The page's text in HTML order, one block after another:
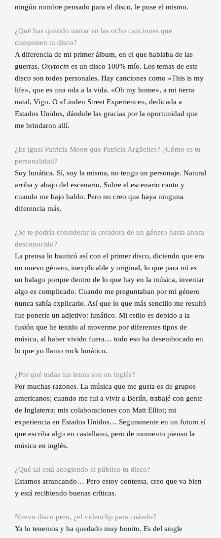
ningún nombre pensado para el disco, le puse el mismo.
¿Qué has querido narrar en las ocho canciones que
componen tu disco?
A diferencia de mi primer álbum, en el que hablaba de las
guerras, Oxytocin es un disco 100% mío. Los temas de este
disco son todos personales. Hay canciones como «This is my
life», que es una oda a la vida. «Oh my home», a mi tierra
natal, Vigo. O «Linden Street Experience», dedicada a
Estados Unidos, dándole las gracias por la oportunidad que
me brindaron allí.
¿Es igual Patricia Moon que Patricia Argüelles? ¿Cómo es tu
personalidad?
Soy lunática. Sí, soy la misma, no tengo un personaje. Natural
arriba y abajo del escenario. Sobre el escenario canto y
cuando me bajo hablo. Pero no creo que haya ninguna
diferencia más.
¿Se te podría considerar la creadora de un género hasta ahora
desconocido?
La prensa lo bautizó así con el primer disco, diciendo que era
un nuevo género, inexplicable y original, lo que para mí es
un halago porque dentro de lo que hay en la música, inventar
algo es complicado. Cuando me preguntaban por mi género
nunca sabía explicarlo. Así que lo que más sencillo me resultó
fue ponerle un adjetivo: lunático. Mi estilo es debido a la
fusión que he tenido al moverme por diferentes tipos de
música, al haber vivido fuera… todo eso ha desembocado en
lo que yo llamo rock lunático.
¿Por qué todas tus letras son en inglés?
Por muchas razones. La música que me gusta es de grupos
americanos; cuando me fui a vivir a Berlín, trabajé con gente
de Inglaterra; mis colaboraciones con Matt Elliot; mi
experiencia en Estados Unidos… Seguramente en un futuro sí
que escriba algo en castellano, pero de momento pienso la
música en inglés.
¿Qué tal está acogiendo el público tu disco?
Estamos arrancando… Pero estoy contenta, creo que va bien
y está recibiendo buenas críticas.
Nuevo disco pero, ¿el videoclip para cuándo?
Ya lo tenemos y ha quedado muy bonito. Es del single